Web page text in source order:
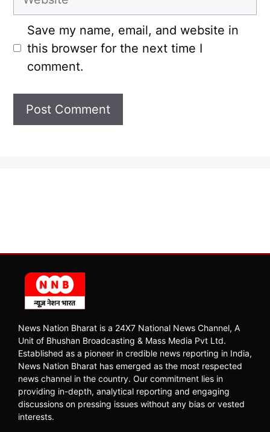
Save my name, email, and website in
this browser for the next time I
comment.
News Nation Bharat is a 24X7 National News Channel, A
Unit of Bhushan Broadcasting & Mass Media Pvt Ltd.
Established as a pioneer in credible news reporting in India,
News Nation Bharat has emerged as the most respected
news channel in the country. Our commitment lies in
providing in-depth, analytical reporting and engaging
discussions on pressing issues without any bias or vested
interests.